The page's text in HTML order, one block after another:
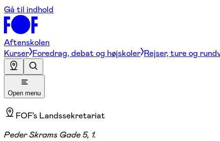
Gå til indhold
Aftenskolen
Kurser Foredrag, debat og højskoler Rejser, ture og
Open menu
FOF's Landssekretariat
Peder Skrams Gade 5, 1.